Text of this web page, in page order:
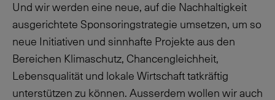
Und wir werden eine neue, auf die Nachhaltigkeit
ausgerichtete Sponsoringstrategie umsetzen, um so
neue Initiativen und sinnhafte Projekte aus den
Bereichen Klimaschutz, Chancengleichheit,
Lebensqualität und lokale Wirtschaft tatkräftig
unterstützen zu können. Ausserdem wollen wir auch